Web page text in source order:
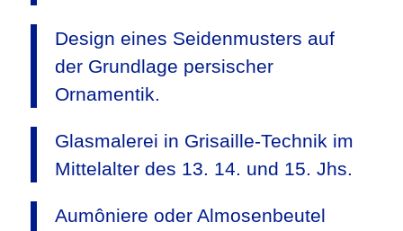
Design eines Seidenmusters auf
der Grundlage persischer
Ornamentik.
Glasmalerei in Grisaille-Technik im
Mittelalter des 13. 14. und 15. Jhs.
Aumôniere oder Almosenbeutel